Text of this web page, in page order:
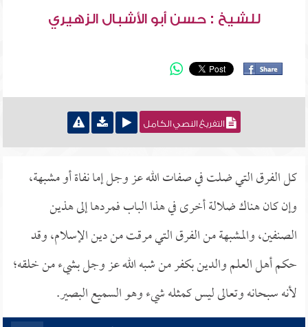
للشيخ : حسن أبو الأشبال الزهيري
التفريغ النصي الكامل
كل الفرق التي ضلت في صفات الله عز وجل إما نفاة أو مشبهة،
وإن كان هناك ضلالة أخرى في هذا الباب فمردها إلى هذين
الصنفين، والمشبهة من الفرق التي مرقت من دين الإسلام، وقد
حكم أهل العلم والدين بكفر من شبه الله عز وجل بشيء من خلقه؛
لأنه سبحانه وتعالى ليس كمثله شيء وهو السميع البصير.